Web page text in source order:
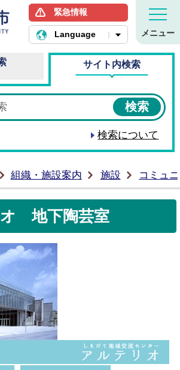
筑西市ホームページ
緊急情報
Language メニュー
サイト内検索
検索について
組織・施設案内 施設 コミュ
地下陶芸室